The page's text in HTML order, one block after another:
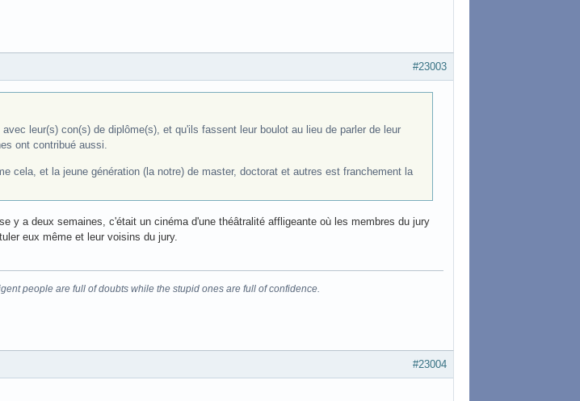
#23003
leur(s) con(s) de diplôme(s), et qu'ils fassent leur boulot au lieu de parler de leur
ont contribué aussi.
cela, et la jeune génération (la notre) de master, doctorat et autres est franchement la
y a deux semaines, c'était un cinéma d'une théâtralité affligeante où les membres du jury
eux même et leur voisins du jury.
people are full of doubts while the stupid ones are full of confidence.
#23004